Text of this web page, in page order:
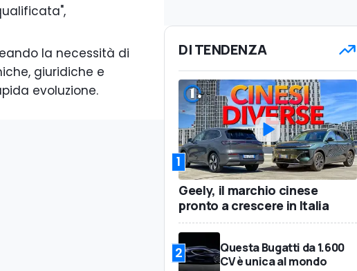
la necessità di
giuridiche e
evoluzione.
DI TENDENZA
1
Geely, il marchio cinese
pronto a crescere in Italia
2
Questa Bugatti da 1.600
CV è unica al mondo